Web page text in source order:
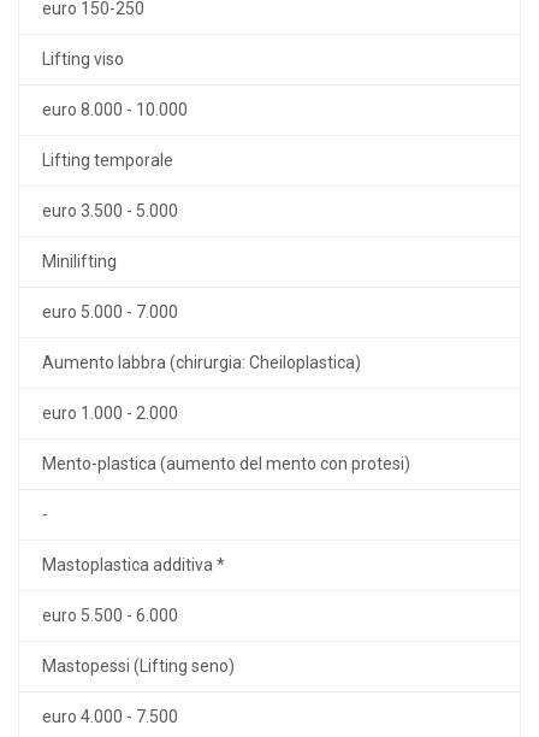
euro 150-250
Lifting viso
euro 8.000 - 10.000
Lifting temporale
euro 3.500 - 5.000
Minilifting
euro 5.000 - 7.000
Aumento labbra (chirurgia: Cheiloplastica)
euro 1.000 - 2.000
Mento-plastica (aumento del mento con protesi)
-
Mastoplastica additiva *
euro 5.500 - 6.000
Mastopessi (Lifting seno)
euro 4.000 - 7.500